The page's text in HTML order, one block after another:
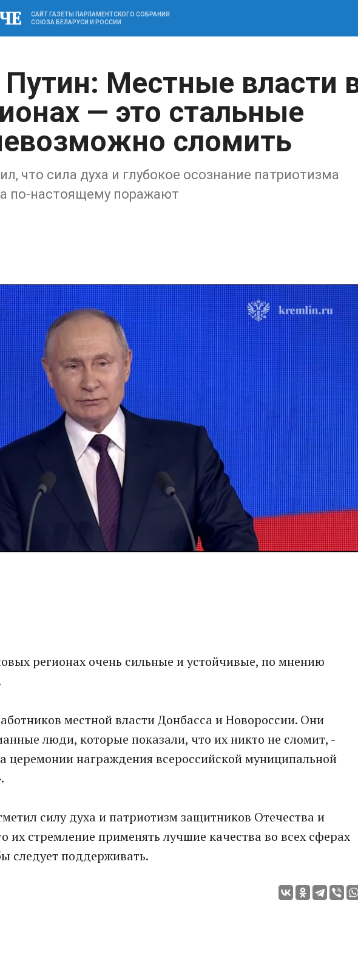
САЙТ ГАЗЕТЫ ПАРЛАМЕНТСКОГО СОБРАНИЯ
СОЮЗА БЕЛАРУСИ И РОССИИ
Местные власти
— это стальные
сломить
что сила духа и глубокое осознание патриотизма
по-настоящему поражают
регионах очень сильные и устойчивые, по мнению
местной власти Донбасса и Новороссии. Они
люди, которые показали, что их никто не сломит, -
церемонии награждения всероссийской муниципальной
силу духа и патриотизм защитников Отечества и
их стремление применять лучшие качества во всех сферах
следует поддерживать.